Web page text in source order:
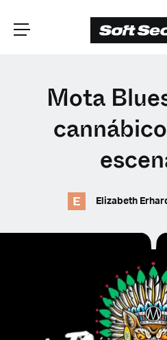
ELIGE TU
UBICACIÓN
English (United
English (United
Spanish (Spain)
Spanish (Latin
Mota
E Elizabeth